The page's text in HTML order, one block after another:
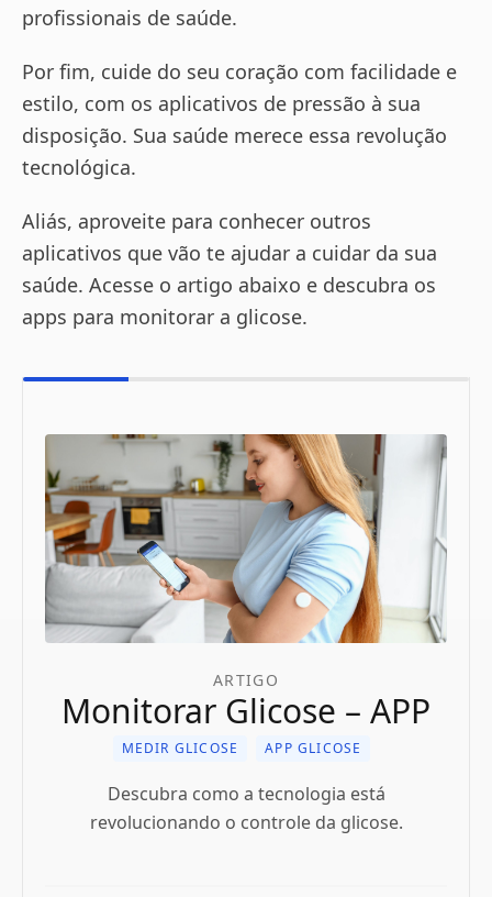
profissionais de saúde.
Por fim, cuide do seu coração com facilidade e
estilo, com os aplicativos de pressão à sua
disposição. Sua saúde merece essa revolução
tecnológica.
Aliás, aproveite para conhecer outros
aplicativos que vão te ajudar a cuidar da sua
saúde. Acesse o artigo abaixo e descubra os
apps para monitorar a glicose.
ARTIGO
Monitorar Glicose – APP
MEDIR GLICOSE APP GLICOSE
Descubra como a tecnologia está
revolucionando o controle da glicose.